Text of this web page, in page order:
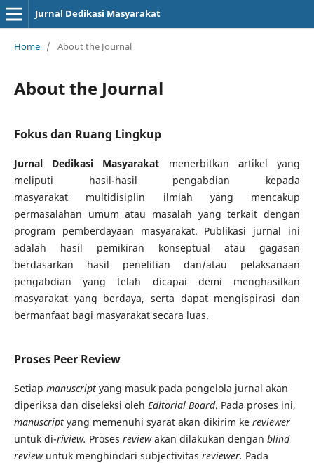
Jurnal Dedikasi Masyarakat
Home / About the Journal
About the Journal
Fokus dan Ruang Lingkup
Jurnal Dedikasi Masyarakat menerbitkan artikel yang
meliputi hasil-hasil pengabdian kepada
masyarakat multidisiplin ilmiah yang mencakup
permasalahan umum atau masalah yang terkait dengan
program pemberdayaan masyarakat. Publikasi jurnal ini
adalah hasil pemikiran konseptual atau gagasan
berdasarkan hasil penelitian dan/atau pelaksanaan
pengabdian yang telah dicapai demi menghasilkan
masyarakat yang berdaya, serta dapat mengispirasi dan
bermanfaat bagi masyarakat secara luas.
Proses Peer Review
Setiap manuscriptyang masuk pada pengelola jurnal akan
diperiksa dan diseleksi oleh Editorial Board. Pada proses ini,
manuscriptyang memenuhi syarat akan dikirim ke reviewer
untuk di-riview. Proses reviewakan dilakukan dengan blind
review untuk menghindari subjectivitas reviewer. Pada